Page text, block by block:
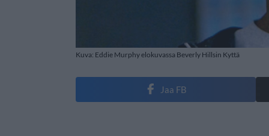
Kuva: Eddie Murphy elokuvassa Beverly Hillsin Kyttä
Jaa FB